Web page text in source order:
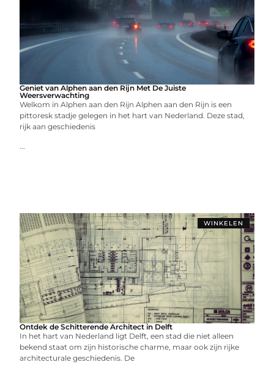
Geniet van Alphen aan den Rijn Met De Juiste
Weersverwachting
Welkom in Alphen aan den Rijn Alphen aan den Rijn is een
pittoresk stadje gelegen in het hart van Nederland. Deze stad,
rijk aan geschiedenis
...
WINKELEN
Ontdek de Schitterende Architect in Delft
In het hart van Nederland ligt Delft, een stad die niet alleen
bekend staat om zijn historische charme, maar ook zijn rijke
architecturale geschiedenis. De